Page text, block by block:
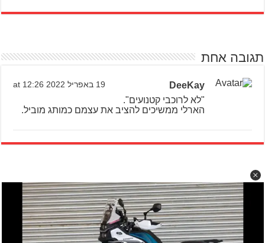
תגובה אחת
DeeKay 19 באפריל 2022 at 12:26
"לא לרוכבי קטנועים".
הארלי ממשיכים להציב את עצמם כמותג מוביל.